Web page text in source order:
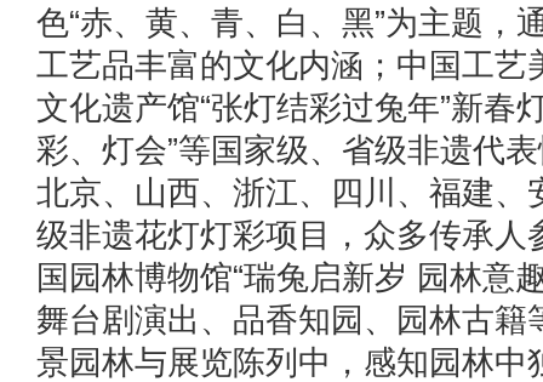
色“赤、黄、青、白、黑”为主题，
工艺品丰富的文化内涵；中国工艺
文化遗产馆“张灯结彩过兔年”新春
彩、灯会”等国家级、省级非遗代
北京、山西、浙江、四川、福建、
级非遗花灯灯彩项目，众多传承人
国园林博物馆“瑞兔启新岁 园林意
舞台剧演出、品香知园、园林古籍
景园林与展览陈列中，感知园林中